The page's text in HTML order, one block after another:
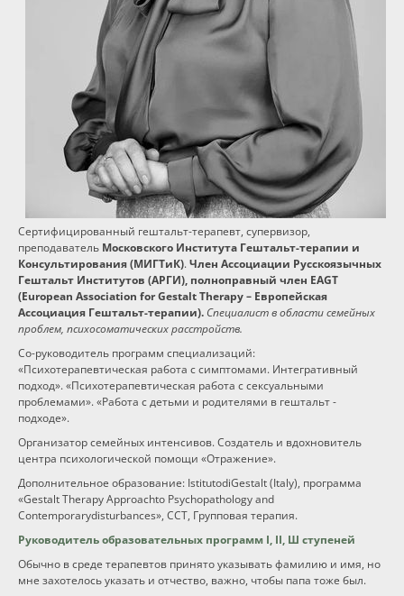
Персоналии
Новости
Сертифицированный гештальт-терапевт, супервизор,
преподаватель Московского Института Гештальт-терапии и
Консультирования (МИГТиК).Член Ассоциации Русскоязычных
Гештальт Институтов (АРГИ), полноправный член EAGT
(European Association for Gestalt Therapy – Европейская
Ассоциация Гештальт-терапии). Специалист в области семейных
проблем, психосоматических расстройств.
Со-руководитель программ специализаций:
«Психотерапевтическая работа с симптомами. Интегративный
подход». «Психотерапевтическая работа с сексуальными
проблемами». «Работа с детьми и родителями в гештальт -
подходе».
Организатор семейных интенсивов. Создатель и вдохновитель
центра психологической помощи «Отражение».
Дополнительное образование: IstitutodiGestalt (Italy), программа
«Gestalt Therapy Approachto Psychopathology and
Contemporarydisturbances», ССТ, Групповая терапия.
Руководитель образовательных программ I, II, Ш ступеней
Обычно в среде терапевтов принято указывать фамилию и имя, но
мне захотелось указать и отчество, важно, чтобы папа тоже был.